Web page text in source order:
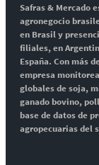
Safras & Mercado
agronegocio
en Brasil y
filiales, en
España. Con más
empresa
globales de soja,
ganado bovino,
base de datos de
agropecuarias del